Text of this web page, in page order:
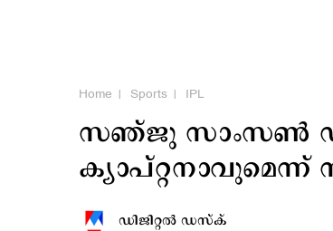
Home Sports IPL
സഞ്ജു സാംസണ്‍
ഡിജിറ്റല്‍ ഡസ്ക്